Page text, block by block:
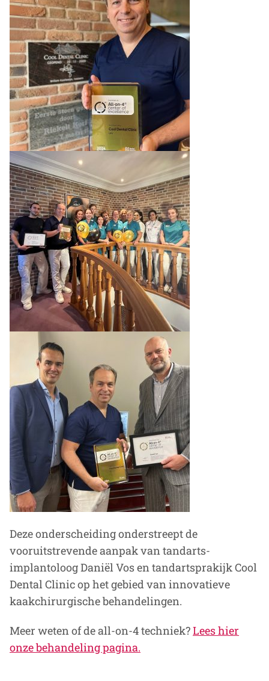
Deze onderscheiding onderstreept de
vooruitstrevende aanpak van tandarts-
implantoloog Daniël Vos en tandartsprakijk Cool
Dental Clinic op het gebied van innovatieve
kaakchirurgische behandelingen.
Meer weten of de all-on-4 techniek?Lees hier
onze behandeling pagina.